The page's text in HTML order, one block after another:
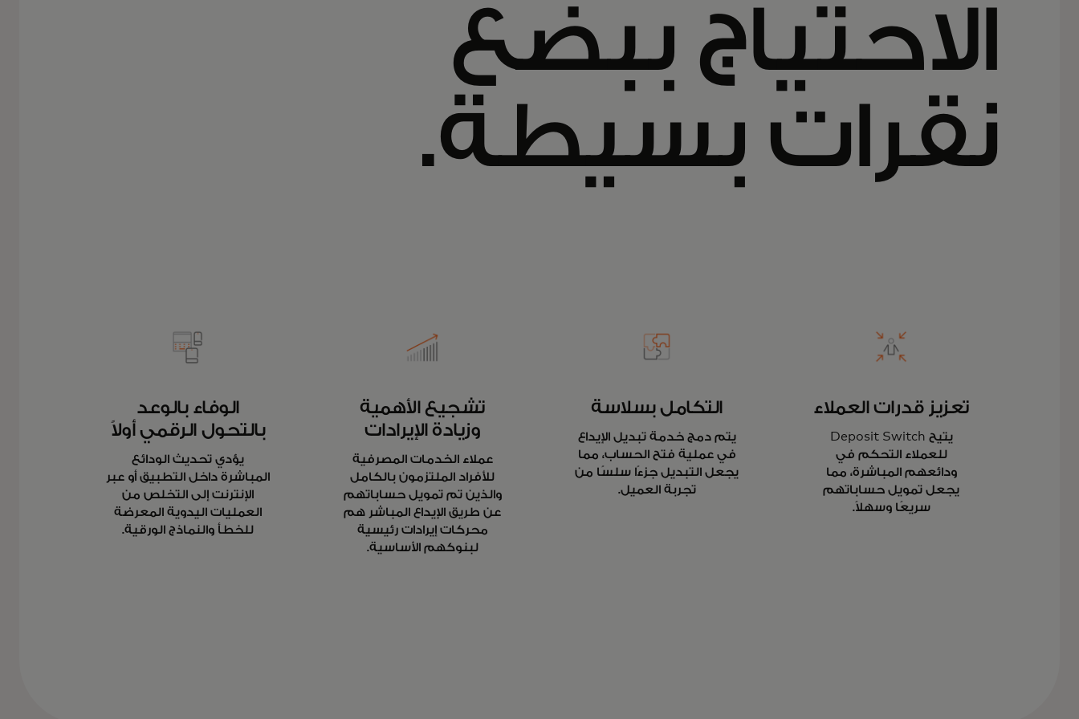
الاحتياج ببضع
نقرات بسيطة.
تعزيز قدرات العملاء
يتيح Deposit Switch
للعملاء التحكم في
ودائعهم المباشرة، مما
يجعل تمويل حساباتهم
سريعًا وسهلاً.
التكامل بسلاسة
يتم دمج خدمة تبديل الإيداع
في عملية فتح الحساب، مما
يجعل التبديل جزءًا سلسًا من
تجربة العميل.
تشجيع الأهمية
وزيادة الإيرادات
عملاء الخدمات المصرفية
للأفراد الملتزمون بالكامل
والذين تم تمويل حساباتهم
عن طريق الإيداع المباشر هم
محركات إيرادات رئيسية
لبنوكهم الأساسية.
الوفاء بالوعد
بالتحول الرقمي أولاً
يؤدي تحديث الودائع
المباشرة داخل التطبيق أو عبر
الإنترنت إلى التخلص من
العمليات اليدوية المعرضة
للخطأ والنماذج الورقية.